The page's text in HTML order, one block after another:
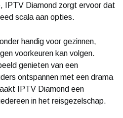
IPTV Diamond zorgt ervoor dat
scala aan opties.
handig voor gezinnen,
voorkeuren kan volgen.
genieten van een
ontspannen met een drama
IPTV Diamond een
in het reisgezelschap.